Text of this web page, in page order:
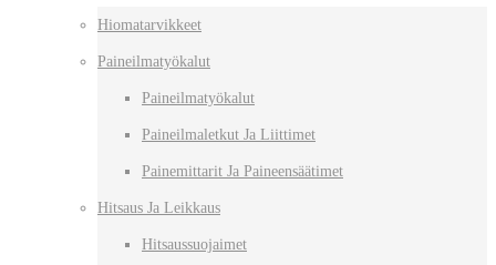
Hiomatarvikkeet
Paineilmatyökalut
Paineilmatyökalut
Paineilmaletkut Ja Liittimet
Painemittarit Ja Paineensäätimet
Hitsaus Ja Leikkaus
Hitsaussuojaimet